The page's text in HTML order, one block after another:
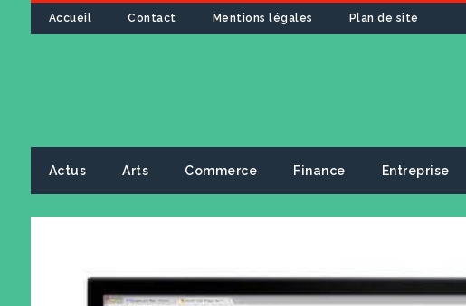
Accueil Contact Mentions légales Plan de site
Actus Arts Commerce Finance Entreprise